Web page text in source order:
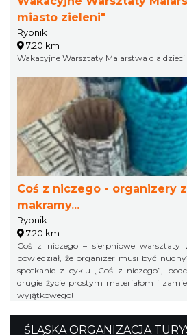
miasto zieleni"
Rybnik
7.20 km
Wakacyjne Warsztaty Malarstwa dla dzieci
Coś z niczego - organizery
makramy...
Rybnik
7.20 km
Coś z niczego – sierpniowe warsztaty
powiedział, że organizer musi być
spotkanie z cyklu „Coś z niczego”,
drugie życie prostym materiałom i
wyjątkowego!
ŚLĄSKA ORGANIZACJA